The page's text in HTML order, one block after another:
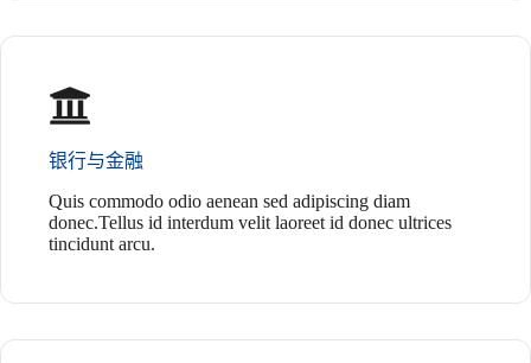
银行与金融
Quis commodo odio aenean sed adipiscing diam
donec.Tellus id interdum velit laoreet id donec ultrices
tincidunt arcu.